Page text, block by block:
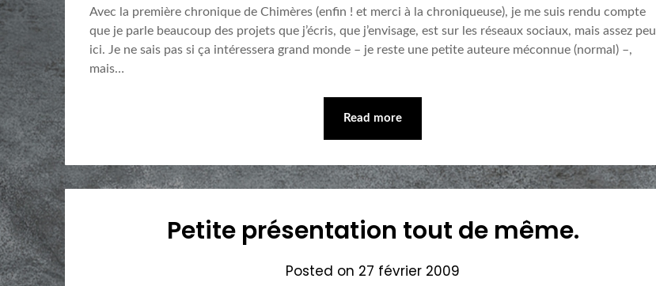
Avec la première chronique de Chimères (enfin ! et merci à la chroniqueuse), je me suis rendu compte
que je parle beaucoup des projets que j’écris, que j’envisage, est sur les réseaux sociaux, mais assez peu
ici. Je ne sais pas si ça intéressera grand monde – je reste une petite auteure méconnue (normal) –,
mais…
Read more
Petite présentation tout de même.
Posted on 27 février 2009